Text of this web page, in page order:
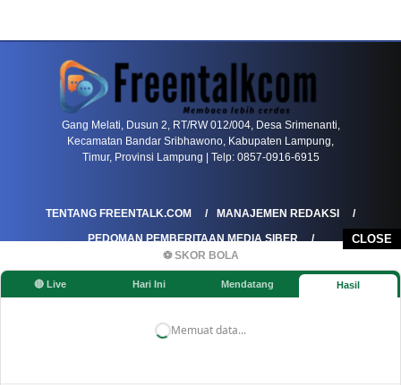
CLOSE
⚽ SKOR BOLA
🔴 Live Hari Ini Mendatang Hasil
Memuat data...
Gang Melati, Dusun 2, RT/RW 012/004, Desa Srimenanti,
Kecamatan Bandar Sribhawono, Kabupaten Lampung,
Timur, Provinsi Lampung | Telp: 0857-0916-6915
TENTANG FREENTALK.COM
MANAJEMEN REDAKSI
PEDOMAN PEMBERITAAN MEDIA SIBER
PEDOMAN PEMBERITAAN RAMAH ANAK
KOREKSI & KLARIFIKASI
KEBIJAKAN IKLAN / ADVERTORIAL